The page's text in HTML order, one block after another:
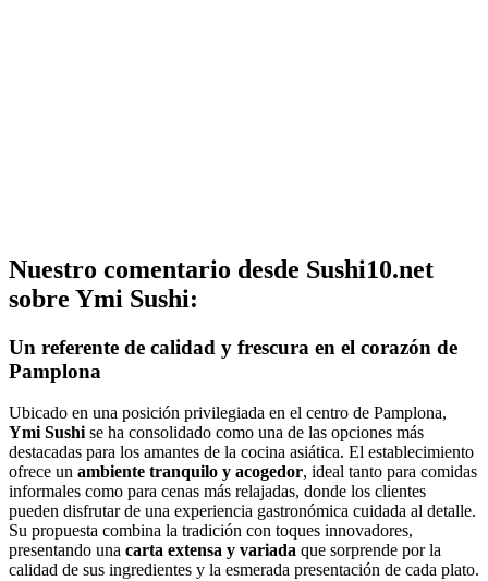
Nuestro comentario desde Sushi10.net
sobre Ymi Sushi:
Un referente de calidad y frescura en el corazón de
Pamplona
Ubicado en una posición privilegiada en el centro de Pamplona,
Ymi Sushi se ha consolidado como una de las opciones más
destacadas para los amantes de la cocina asiática. El establecimiento
ofrece un ambiente tranquilo y acogedor, ideal tanto para comidas
informales como para cenas más relajadas, donde los clientes
pueden disfrutar de una experiencia gastronómica cuidada al detalle.
Su propuesta combina la tradición con toques innovadores,
presentando una carta extensa y variada que sorprende por la
calidad de sus ingredientes y la esmerada presentación de cada plato.